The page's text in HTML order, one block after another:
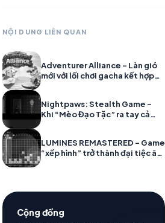
NỘI DUNG LIÊN QUAN
Adventurer Alliance – Làn gió
mới với lối chơi gacha kết hợp
Nightpaws: Stealth Game –
Khi “Mèo Đạo Tặc” ra tay cả
LUMINES REMASTERED – Game
“xếp hình” trở thành đại tiệc âm
Cộng đồng